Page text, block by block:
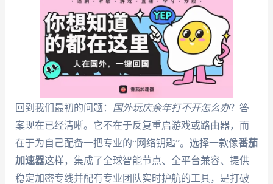
回到我们最初的问题： 国外玩庆余年打不开怎么办？答
案现在已经清晰。它不在于反复重启游戏或路由器，而
在于为自己配备一把专业的“网络钥匙”。选择一款像番茄
加速器这样，集成了全球智能节点、全平台兼容、提供
稳定加密专线并配有专业团队实时护航的工具，是打破